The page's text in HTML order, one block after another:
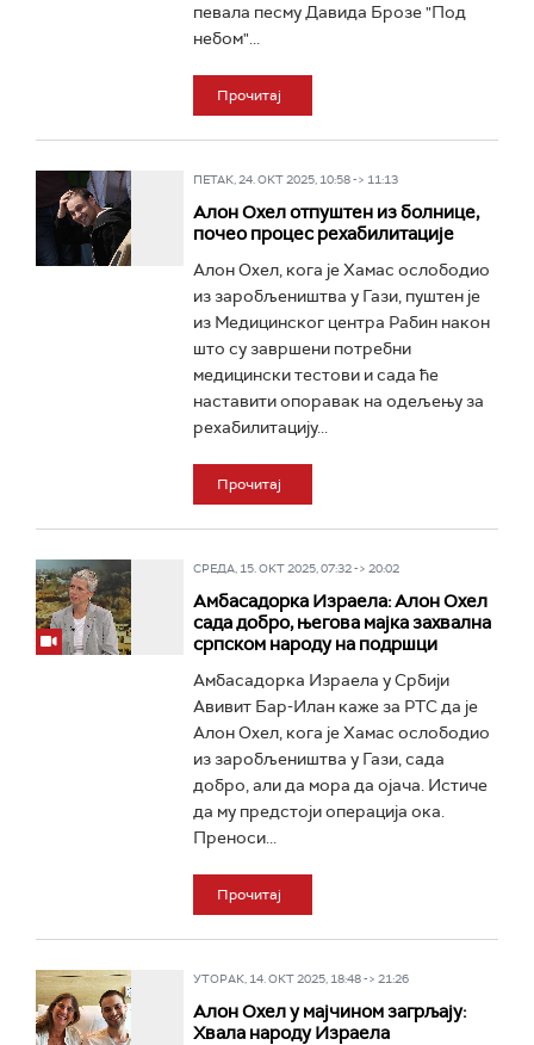
певала песму Давида Брозе "Под
небом"...
Прочитај
ПЕТАК, 24. ОКТ 2025, 10:58 -> 11:13
Алон Охел отпуштен из болнице,
почео процес рехабилитације
Алон Охел, кога је Хамас ослободио
из заробљеништва у Гази, пуштен je
из Медицинског центра Рабин након
што су завршени потребни
медицински тестови и сада ће
наставити опоравак на одељењу за
рехабилитацију...
Прочитај
СРЕДА, 15. ОКТ 2025, 07:32 -> 20:02
Амбасадорка Израела: Алон Охел
сада добро, његова мајка захвална
српском народу на подршци
Амбасадорка Израела у Србији
Авивит Бар-Илан каже за РТС да је
Алон Охел, кога је Хамас ослободио
из заробљеништва у Гази, сада
добро, али да мора да ојача. Истиче
да му предстоји операција ока.
Преноси...
Прочитај
УТОРАК, 14. ОКТ 2025, 18:48 -> 21:26
Алон Охел у мајчином загрљају:
Хвала народу Израела